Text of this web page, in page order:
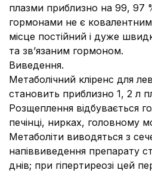
плазми приблизно на 99, 97
гормонами не є
місце постійний і дуже
та зв’язаним гормоном.
Виведення.
Метаболічний кліренс для
становить приблизно 1, 2 л
Розщеплення відбувається
печінці, нирках, головному
Метаболіти виводяться з
напіввиведення препарату
днів; при гіпертиреозі цей